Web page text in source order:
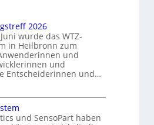
2026
wurde das WTZ-
in Heilbronn zum
und
und
Entscheiderinnen und…
und SensoPart haben